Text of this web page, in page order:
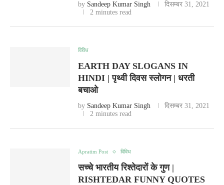
by Sandeep Kumar Singh
दिसम्बर 31, 2021
2 minutes read
विविध
EARTH DAY SLOGANS IN
HINDI | पृथ्वी दिवस स्लोगन | धरती
बचाओ
by Sandeep Kumar Singh
दिसम्बर 31, 2021
2 minutes read
Apratim Post विविध
सच्चे भारतीय रिश्तेदारों के गुण |
RISHTEDAR FUNNY QUOTES